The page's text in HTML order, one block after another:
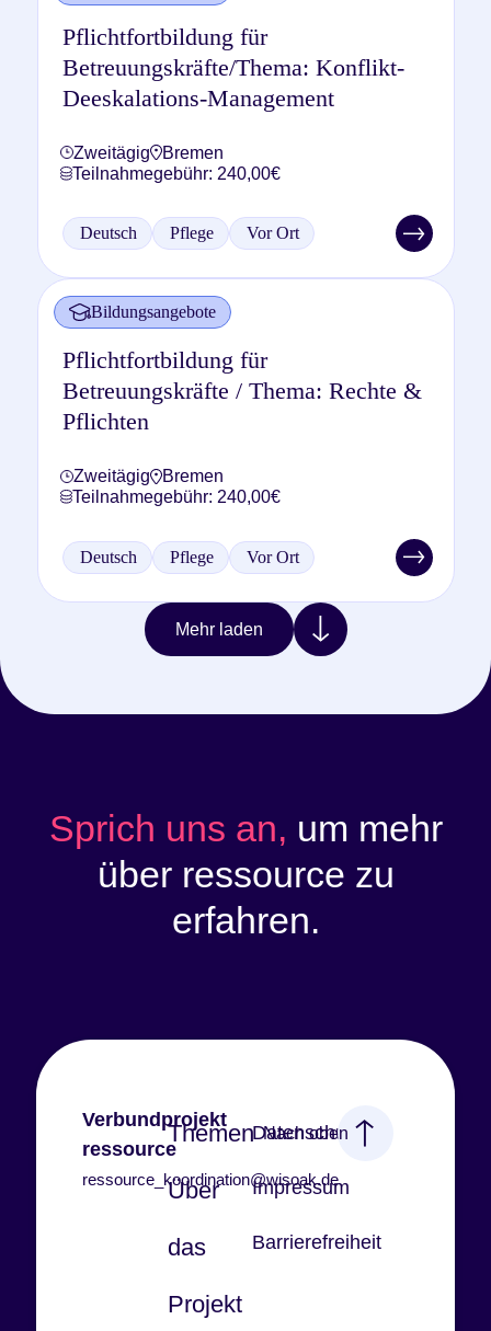
Pflichtfortbildung für
Betreuungskräfte/Thema: Konflikt-
Deeskalations-Management
Zweitägig
Bremen
Teilnahmegebühr: 240,00€
Deutsch Pflege Vor Ort
Bildungsangebote
Pflichtfortbildung für
Betreuungskräfte / Thema: Rechte &
Pflichten
Zweitägig
Bremen
Teilnahmegebühr: 240,00€
Deutsch Pflege Vor Ort
Mehr laden
Sprich uns an, um mehr
über ressource zu
erfahren.
Verbundprojekt
ressource
ressource_koordination@wisoak.de
Themen
Über
das
Projekt
Datenschutz
Impressum
Barrierefreiheit
Nach oben